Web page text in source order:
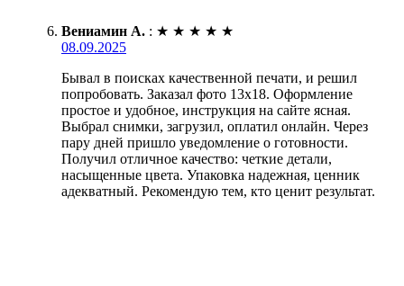
Вениамин А. : ★ ★ ★ ★ ★
08.09.2025
Бывал в поисках качественной печати, и решил
попробовать. Заказал фото 13х18. Оформление
простое и удобное, инструкция на сайте ясная.
Выбрал снимки, загрузил, оплатил онлайн. Через
пару дней пришло уведомление о готовности.
Получил отличное качество: четкие детали,
насыщенные цвета. Упаковка надежная, ценник
адекватный. Рекомендую тем, кто ценит результат.